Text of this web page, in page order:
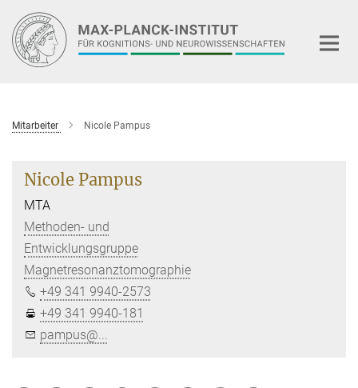
Hauptinhalt
Mitarbeiter Nicole Pampus
Nicole Pampus
MTA
Methoden- und
Entwicklungsgruppe
Magnetresonanztomographie
+49 341 9940-2573
+49 341 9940-181
pampus@...